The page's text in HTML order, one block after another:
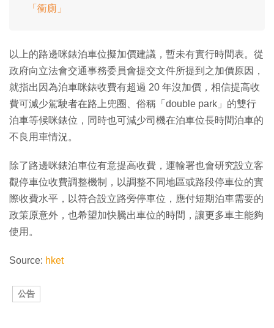
「衝廁」
以上的路邊咪錶泊車位擬加價建議，暫未有實行時間表。從
政府向立法會交通事務委員會提交文件所提到之加價原因，
就指出因為泊車咪錶收費有超過 20 年沒加價，相信提高收
費可減少駕駛者在路上兜圈、俗稱「double park」的雙行
泊車等候咪錶位，同時也可減少司機在泊車位長時間泊車的
不良用車情況。
除了路邊咪錶泊車位有意提高收費，運輸署也會研究設立客
觀停車位收費調整機制，以調整不同地區或路段停車位的實
際收費水平，以符合設立路旁停車位，應付短期泊車需要的
政策原意外，也希望加快騰出車位的時間，讓更多車主能夠
使用。
Source: hket
公告